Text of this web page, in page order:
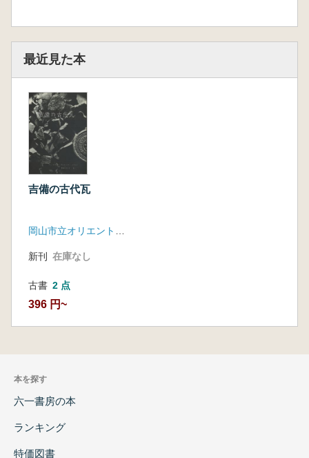
最近見た本
吉備の古代瓦
新刊 在庫なし
古書 2 点
396 円~
本を探す
六一書房の本
ランキング
特価図書